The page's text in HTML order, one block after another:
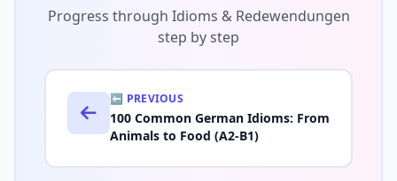
Progress through Idioms & Redewendungen
step by step
⬅️ PREVIOUS
100 Common German Idioms: From
Animals to Food (A2-B1)